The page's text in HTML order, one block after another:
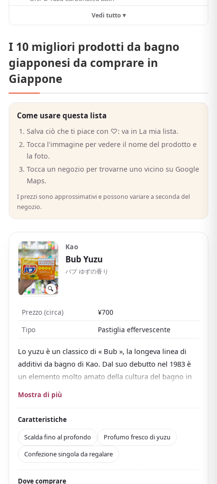
Vedi tutto ▾
I 10 migliori prodotti da bagno
giapponesi da comprare in
Giappone
Come usare questa lista
Salva ciò che ti piace con ♡: va in La mia lista.
Tocca l'immagine per vedere il nome del prodotto e
la foto.
Tocca un negozio per trovarne uno vicino su Google
Maps.
I prezzi sono approssimativi e possono variare a seconda del
negozio.
🔍
Kao
Bub Yuzu
バブ ゆずの香り
Prezzo (circa)
¥700
Tipo
Pastiglia effervescente
Lo yuzu è un classico di « Bub », la longeva linea di
additivi da bagno di Kao. Dal suo debutto nel 1983 è
un elemento molto amato della cultura del bagno in
Metti una pastiglia nella vasca e frizza mentre
l'anidride carbonica si scioglie nell'acqua
L'effervescenza, insieme a ingredienti riscaldanti come
il solfato di magnesio, ti scalda dolcemente fino al
profondo.
Come prodotto quasi-farmaceutico è gradito contro
Mostra di più
Caratteristiche
Scalda fino al profondo
Profumo fresco di yuzu
Confezione singola da regalare
Dove comprare